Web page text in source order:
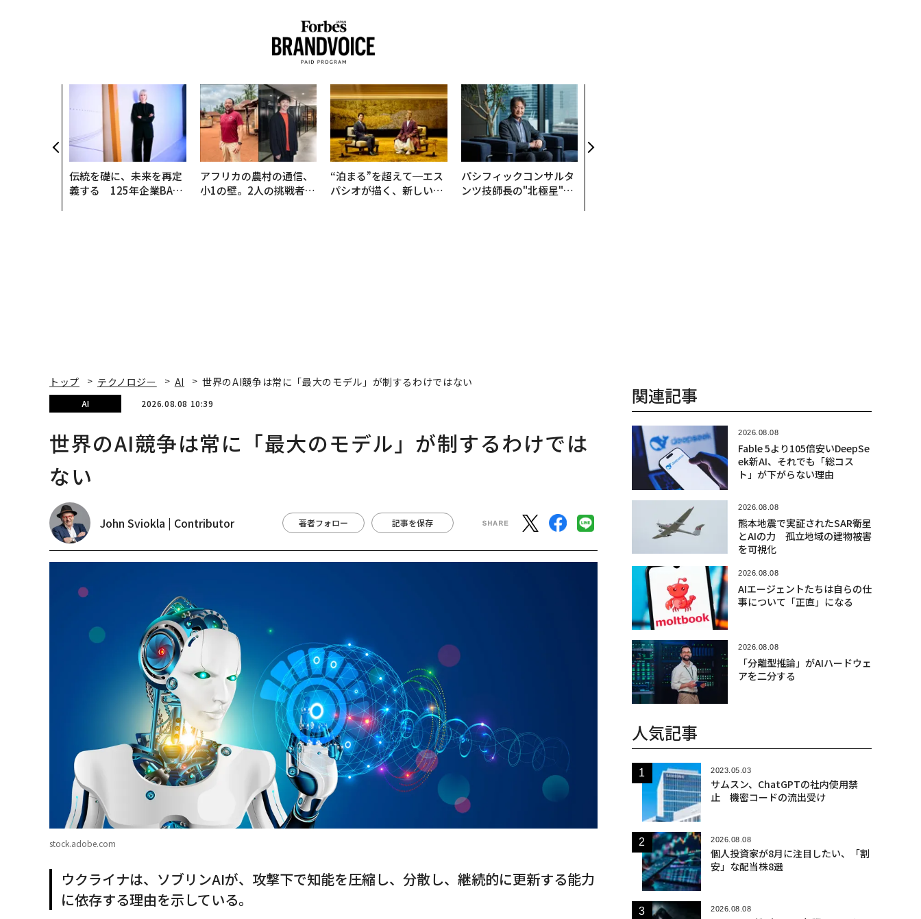
伝統を礎に、未来を再定
義する 125年企業BAT
アフリカの農村の通信、
小1の壁。2人の挑戦者が
“泊まる”を超えて─エス
パシオが描く、新しい日
パシフィックコンサルタ
ンツ技師長の"北極星"。
支援とは
トップ テクノロジー AI 世界のAI競争は常に「最大のモデル」が制するわけではない
AI 2026.08.08 10:39
世界のAI競争は常に「最大のモデル」が制するわけでは
ない
John Sviokla | Contributor 著者フォロー 記事を保存
stock.adobe.com
ウクライナは、ソブリンAIが、攻撃下で知能を圧縮し、分散し、継続的に更新する能力
に依存する理由を示している。
関連記事
2026.08.08
Fable 5より105倍安いDeepSe
ek新AI、それでも「総コス
ト」が下がらない理由
2026.08.08
熊本地震で実証されたSAR衛星
とAIの力 孤立地域の建物被害
を可視化
2026.08.08
AIエージェントたちは自らの仕
事について「正直」になる
2026.08.08
「分離型推論」がAIハードウェ
アを二分する
人気記事
2023.05.03
サムスン、ChatGPTの社内使用禁
止 機密コードの流出受け
2026.08.08
個人投資家が8月に注目したい、「割
安」な配当株8選
2026.08.08